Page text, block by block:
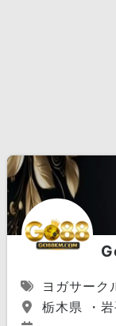
ヨガサーク
栃木県 ・